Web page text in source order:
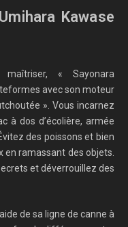
Kawase
« Sayonara
avec son moteur
». Vous incarnez
à dos d’écolière, armée
des poissons et bien
en ramassant des objets.
et déverrouillez des
de sa ligne de canne à